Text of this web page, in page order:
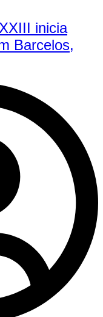
inicia
Barcelos,